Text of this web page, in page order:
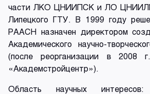
части ЛКО ЦНИИПСК и ЛО
Липецкого ГТУ. В 1999 году
РААСН назначен директором
Академического научно-
(после реорганизации в
«Академстройцентр»).
Область научных